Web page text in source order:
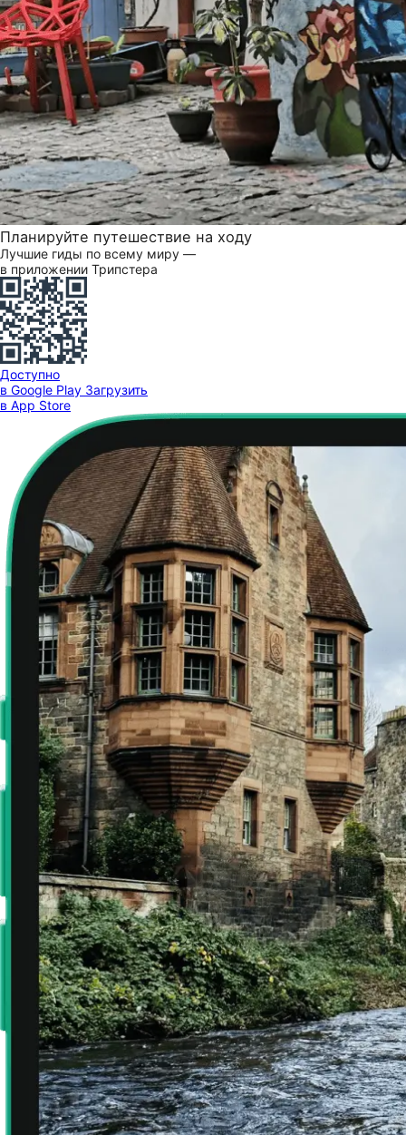
Планируйте путешествие на ходу
Лучшие гиды по всему миру —
в приложении Трипстера
Доступно
в Google Play Загрузить
в App Store